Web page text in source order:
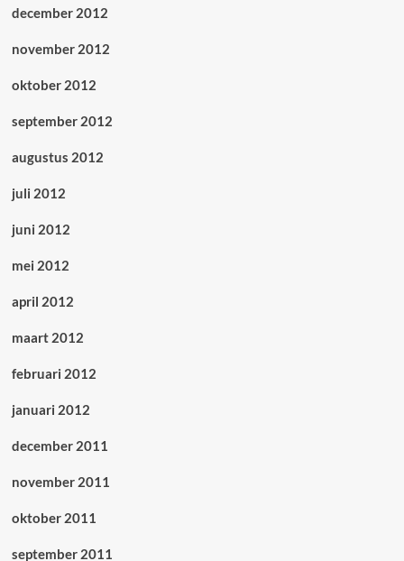
december 2012
november 2012
oktober 2012
september 2012
augustus 2012
juli 2012
juni 2012
mei 2012
april 2012
maart 2012
februari 2012
januari 2012
december 2011
november 2011
oktober 2011
september 2011